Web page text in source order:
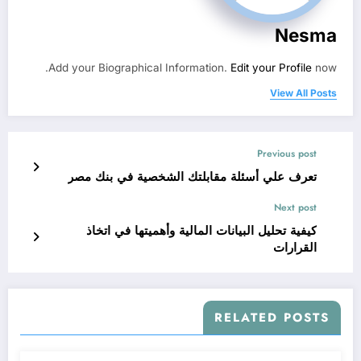
Nesma
Add your Biographical Information. Edit your Profile now.
View All Posts
Previous post
تعرف علي أسئلة مقابلتك الشخصية في بنك مصر
Next post
كيفية تحليل البيانات المالية وأهميتها في اتخاذ
القرارات
RELATED POSTS